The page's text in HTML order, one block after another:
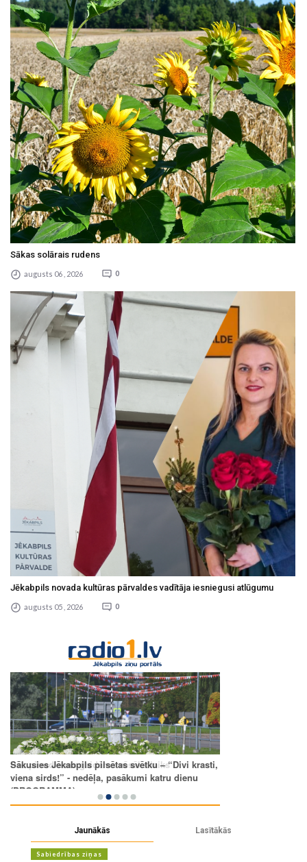
Sākas solārais rudens
augusts 06 , 2026 0
Jēkabpils novada kultūras pārvaldes vadītāja iesniegusi atlūgumu
augusts 05 , 2026 0
Jaunākās Lasītākās
Sabiedrības ziņas